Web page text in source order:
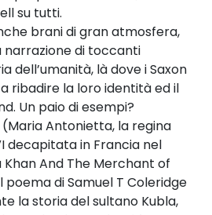
su tutti.
brani di gran atmosfera,
di toccanti
dell’umanità, là dove i Saxon
ribadire la loro identità ed il
Un paio di esempi?
Antonietta, la regina
decapitata in Francia nel
Khan And The Merchant of
di Samuel T Coleridge
la storia del sultano Kubla,